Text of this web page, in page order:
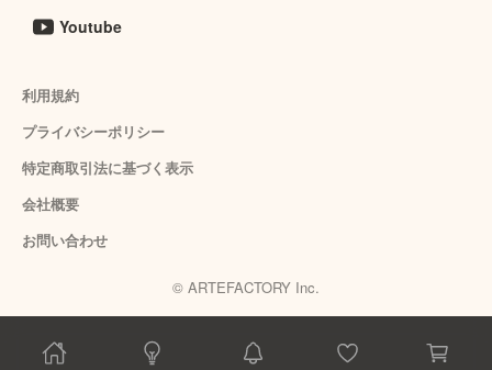
Youtube
利用規約
プライバシーポリシー
特定商取引法に基づく表示
会社概要
お問い合わせ
© ARTEFACTORY Inc.